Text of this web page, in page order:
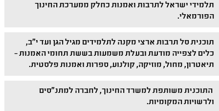
תלמידי ישראל לתרבות ואמנות כחלק ממערכת החינוך
הפורמאלי.
תוכנית סל תרבות ארצי מקנה לתלמידים מגיל הגן ועד י"ב,
כלים לצפייה מודעת ובעלת משמעות בששת תחומי האמנות –
תיאטרון, מחול, מוזיקה, קולנוע, ספרות ואמנות פלסטית.
התוכנית משותפת למשרד החינוך, לחברה למתנ"סים
ולרשויות המקומיות.